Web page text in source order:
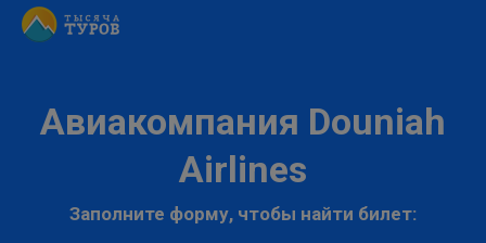
Авиакомпания Douniah
Airlines
Заполните форму, чтобы найти билет: